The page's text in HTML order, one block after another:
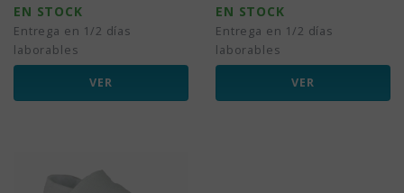
EN STOCK
Entrega en 1/2 días
laborables
VER
EN STOCK
Entrega en 1/2 días
laborables
VER